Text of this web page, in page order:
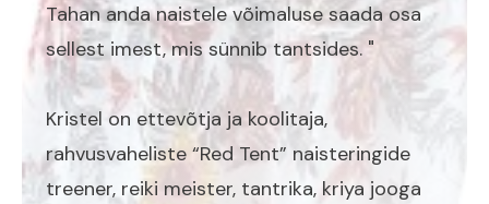
Tahan anda naistele võimaluse saada osa
sellest imest, mis sünnib tantsides. "
Kristel on ettevõtja ja koolitaja,
rahvusvaheliste “Red Tent” naisteringide
treener, reiki meister, tantrika, kriya jooga